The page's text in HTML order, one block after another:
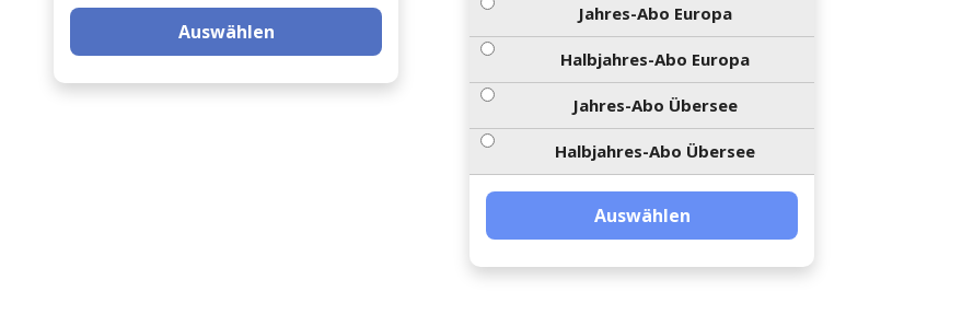
Auswählen
Jahres-Abo Europa
Halbjahres-Abo Europa
Jahres-Abo Übersee
Halbjahres-Abo Übersee
Auswählen